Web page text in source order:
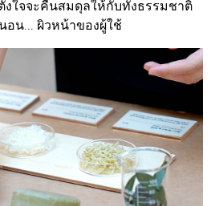
ใจจะคืนสมดุลให้กับทั้งธรรมชาติ
น... ผิวหน้าของผู้ใช้